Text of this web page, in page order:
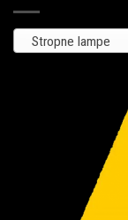
Stropne lampe